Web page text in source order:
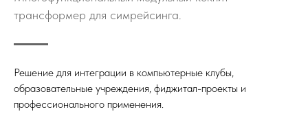
трансформер для симрейсинга.
Решение для интеграции в компьютерные клубы,
образовательные учреждения, фиджитал-проекты и
профессионального применения.